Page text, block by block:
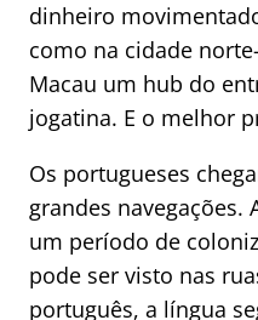
dinheiro
como na cidade
Macau um hub do
jogatina. E o melhor
Os portugueses
grandes
um período de
pode ser visto nas
português, a língua